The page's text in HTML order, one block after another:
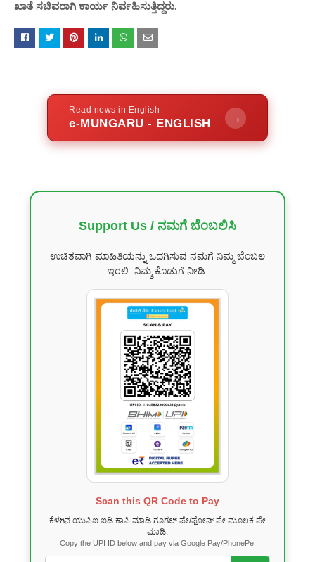
ಖಾತೆ ಸಚಿವರಾಗಿ ಕಾರ್ಯ ನಿರ್ವಹಿಸುತ್ತಿದ್ದರು.
Read news in English
e-MUNGARU - ENGLISH →
Support Us / ನಮಗೆ ಬೆಂಬಲಿಸಿ
ಉಚಿತವಾಗಿ ಮಾಹಿತಿಯನ್ನು ಒದಗಿಸುವ ನಮಗೆ ನಿಮ್ಮ ಬೆಂಬಲ
ಇರಲಿ. ನಿಮ್ಮ ಕೊಡುಗೆ ನೀಡಿ.
Scan this QR Code to Pay
ಕೆಳಗಿನ ಯುಪಿಐ ಐಡಿ ಕಾಪಿ ಮಾಡಿ ಗೂಗಲ್ ಪೇ/ಫೋನ್ ಪೇ ಮೂಲಕ ಪೇ
ಮಾಡಿ.
Copy the UPI ID below and pay via Google Pay/PhonePe.